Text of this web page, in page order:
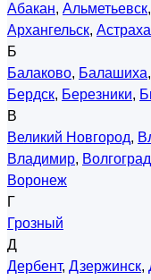
Абакан, Альметьевск,
Архангельск,
Б
Балаково, Балашиха,
Бердск, Березники,
В
Великий Новгород,
Владимир, Волгоград
Воронеж
Г
Грозный
Д
Дербент, Дзержинск,